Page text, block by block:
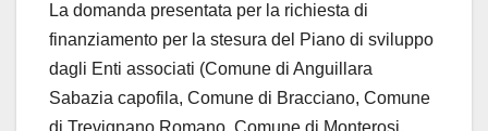
La domanda presentata per la richiesta di
finanziamento per la stesura del Piano di sviluppo
dagli Enti associati (Comune di Anguillara
Sabazia capofila, Comune di Bracciano, Comune